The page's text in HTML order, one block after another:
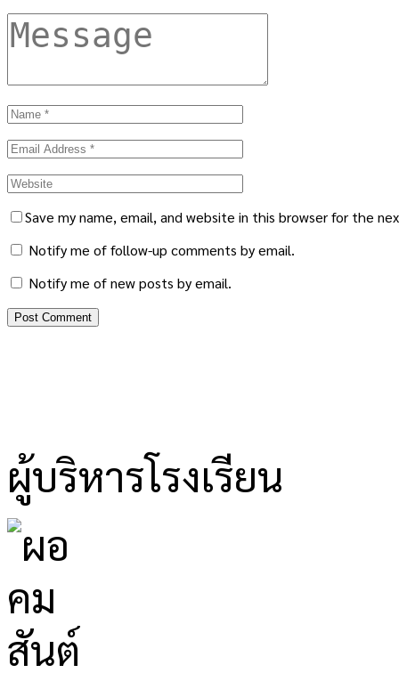
Save my name, email, and website in this browser for the
Notify me of follow-up comments by email.
Notify me of new posts by email.
ผู้บริหารโรงเรียน